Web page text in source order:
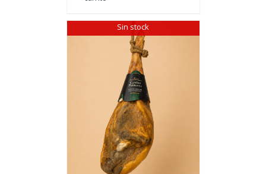
Sin stock